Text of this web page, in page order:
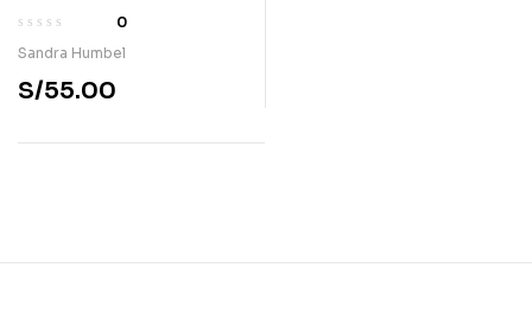
0
Sandra Humbel
S/55.00